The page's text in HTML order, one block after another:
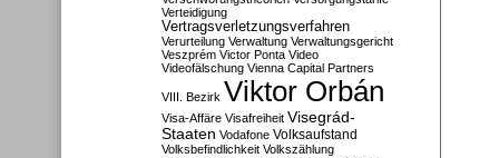
Verteidigung
Vertragsverletzungsverfahren
Verurteilung Verwaltung Verwaltungsgericht
Veszprém Victor Ponta Video
Videofälschung Vienna Capital Partners
VIII. Bezirk Viktor Orbán
Visa-Affäre Visafreiheit Visegrád-
Staaten Vodafone Volksaufstand
Volksbefindlichkeit Volkszählung